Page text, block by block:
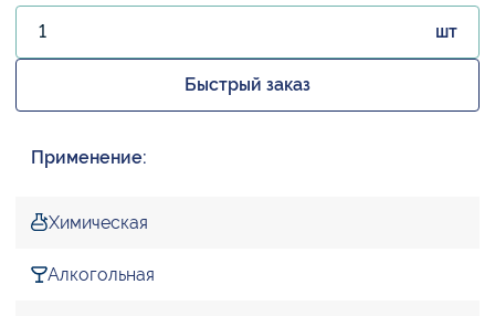
шт
Быстрый заказ
Применение:
Химическая
Алкогольная